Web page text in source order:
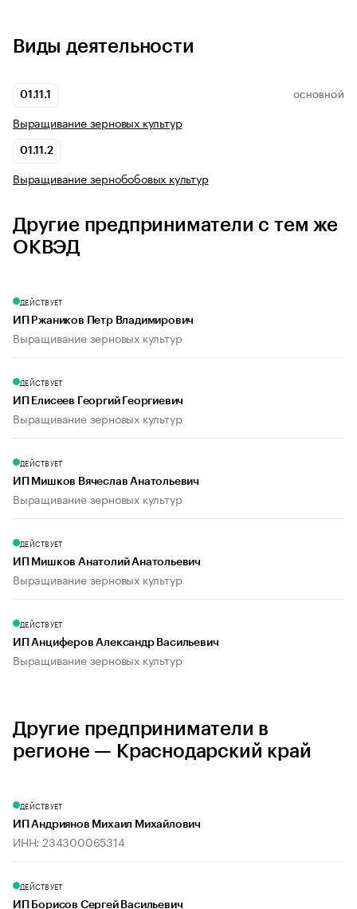
Виды деятельности
01.11.1 ОСНОВНОЙ
Выращивание зерновых культур
01.11.2
Выращивание зернобобовых культур
Другие предприниматели с тем же
ОКВЭД
ДЕЙСТВУЕТ
ИП Ржаников Петр Владимирович
Выращивание зерновых культур
ДЕЙСТВУЕТ
ИП Елисеев Георгий Георгиевич
Выращивание зерновых культур
ДЕЙСТВУЕТ
ИП Мишков Вячеслав Анатольевич
Выращивание зерновых культур
ДЕЙСТВУЕТ
ИП Мишков Анатолий Анатольевич
Выращивание зерновых культур
ДЕЙСТВУЕТ
ИП Анциферов Александр Васильевич
Выращивание зерновых культур
Другие предприниматели в
регионе — Краснодарский край
ДЕЙСТВУЕТ
ИП Андриянов Михаил Михайлович
ИНН: 234300065314
ДЕЙСТВУЕТ
ИП Борисов Сергей Васильевич